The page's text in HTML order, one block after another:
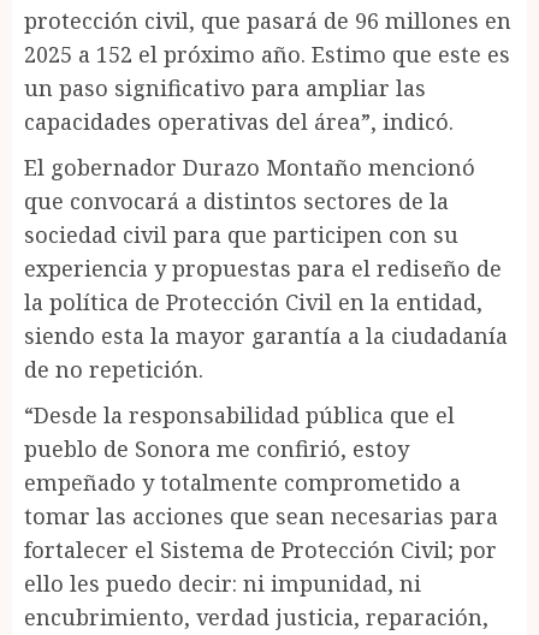
protección civil, que pasará de 96 millones en
2025 a 152 el próximo año. Estimo que este es
un paso significativo para ampliar las
capacidades operativas del área”, indicó.
El gobernador Durazo Montaño mencionó
que convocará a distintos sectores de la
sociedad civil para que participen con su
experiencia y propuestas para el rediseño de
la política de Protección Civil en la entidad,
siendo esta la mayor garantía a la ciudadanía
de no repetición.
“Desde la responsabilidad pública que el
pueblo de Sonora me confirió, estoy
empeñado y totalmente comprometido a
tomar las acciones que sean necesarias para
fortalecer el Sistema de Protección Civil; por
ello les puedo decir: ni impunidad, ni
encubrimiento, verdad justicia, reparación,